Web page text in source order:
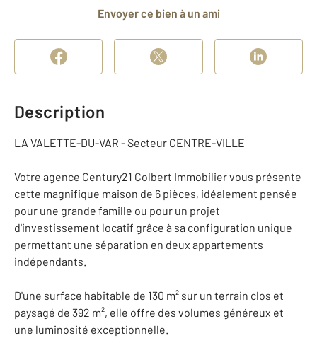
Envoyer ce bien à un ami
Description
LA VALETTE-DU-VAR - Secteur CENTRE-VILLE
Votre agence Century21 Colbert Immobilier vous présente
cette magnifique maison de 6 pièces, idéalement pensée
pour une grande famille ou pour un projet
d'investissement locatif grâce à sa configuration unique
permettant une séparation en deux appartements
indépendants.
D'une surface habitable de 130 m² sur un terrain clos et
paysagé de 392 m², elle offre des volumes généreux et
une luminosité exceptionnelle.